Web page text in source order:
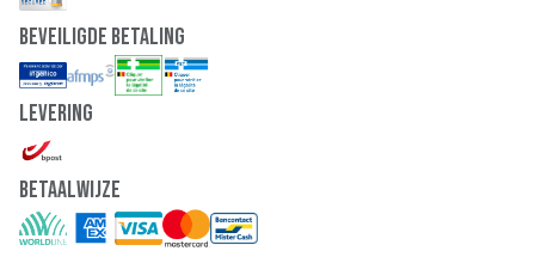
Beveiligde Betaling
Levering
Betaalwijze